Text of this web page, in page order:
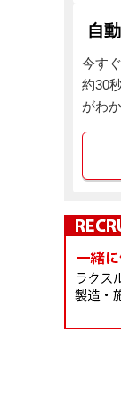
自
今す
約30
がわ